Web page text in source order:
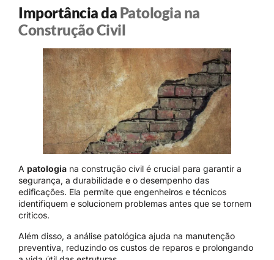
Importância da Patologia na
Construção Civil
A patologia na construção civil é crucial para garantir a
segurança, a durabilidade e o desempenho das
edificações. Ela permite que engenheiros e técnicos
identifiquem e solucionem problemas antes que se tornem
críticos.
Além disso, a análise patológica ajuda na manutenção
preventiva, reduzindo os custos de reparos e prolongando